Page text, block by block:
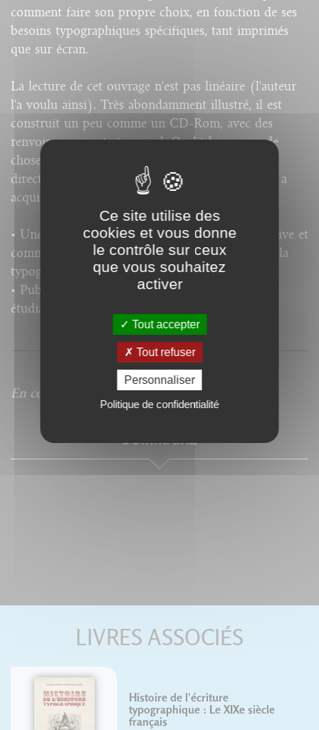
comment faire son propre choix, en fonction de ses
besoins typographiques spécifiques, tant imprimés
que sur écran.
La lecture de cet ouvrage n'est pas linéaire (l'auteur
l'a voulu ainsi). Très abondamment illustré, il est
construit un peu comme un CD-Rom, avec des
renvois en amont et en aval. On lit beaucoup de
choses sans forcément bien comprendre le fil
directeur. Toujours est-il qu'en fin de lecture on a
acquis une culture typographique pharamineuse.
• Une biobibliographie. Une bibliographie sélective et
commentée. Un index des mots-clés concernant la
typographie.
• Public concerné : enseignants, universitaires,
étudiants et tout passionné de typographie
En cours de traduction en italien.
SOMMAIRE
LIVRES ASSOCIÉS
Histoire de l'écriture
typographique : Le XIXe siècle
français
Ce site utilise des
cookies et vous donne
le contrôle sur ceux
que vous souhaitez
activer
Tout accepter
Tout refuser
Personnaliser
Politique de confidentialité